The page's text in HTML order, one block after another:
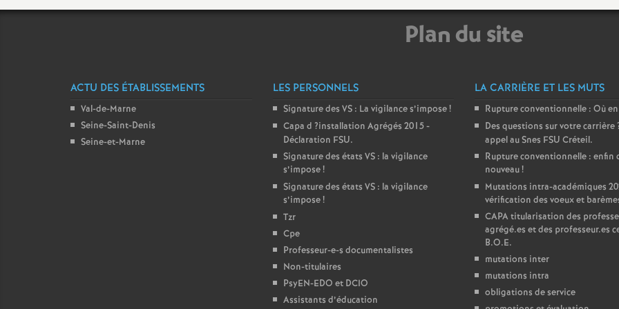
T
u
r
s
Plan du site
ACTU DES ÉTABLISSEMENTS
Val-de-Marne
Seine-Saint-Denis
Seine-et-Marne
LES PERSONNELS
Signature des VS: La vigilance s’impose!
Capa d ?installation Agrégés 2015 -
Déclaration FSU.
Signature des états VS: la vigilance
s’impose!
Signature des états VS: la vigilance
s’impose!
Tzr
Cpe
Professeur-e-s documentalistes
Non-titulaires
PsyEN-EDO et DCIO
Assistants d’éducation
LA CARRIÈRE ET LES MUTS
Rupture conventionnelle : Où
Des questions sur votre carrière
appel au Snes FSU Créteil.
Rupture conventionnelle : enfin
nouveau!
Mutations intra-académiques
vérification des voeux et
CAPAtitularisation des
agrégé.es et des professeur.es
B.O.E.
mutations inter
mutations intra
obligations de service